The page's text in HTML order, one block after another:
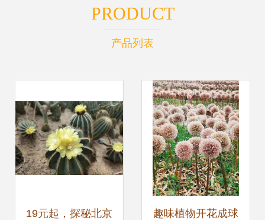
PRODUCT
产品列表
19元起，探秘北京 趣味植物开花成球